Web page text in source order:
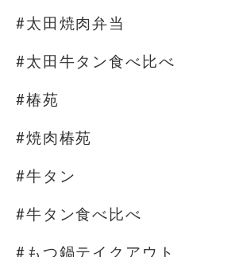
#太田焼肉弁当
#太田牛タン食べ比べ
#椿苑
#焼肉椿苑
#牛タン
#牛タン食べ比べ
#もつ鍋テイクアウト